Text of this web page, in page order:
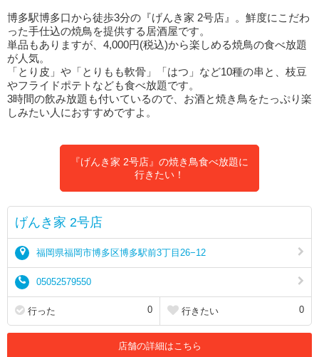
博多駅博多口から徒歩3分の『げんき家 2号店』。鮮度にこだわ
った手仕込の焼鳥を提供する居酒屋です。
単品もありますが、4,000円(税込)から楽しめる焼鳥の食べ放題
が人気。
「とり皮」や「とりもも軟骨」「はつ」など10種の串と、枝豆
やフライドポテトなども食べ放題です。
3時間の飲み放題も付いているので、お酒と焼き鳥をたっぷり楽
しみたい人におすすめですよ。
『げんき家 2号店』の焼き鳥食べ放題に
行きたい！
げんき家 2号店
福岡県福岡市博多区博多駅前3丁目26−12
05052579550
行った 0 行きたい 0
店舗の詳細はこちら